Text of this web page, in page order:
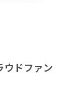
ウドファン